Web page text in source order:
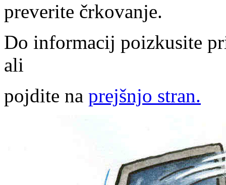
preverite črkovanje.
Do informacij poizkusite
ali
pojdite na prejšnjo stran.